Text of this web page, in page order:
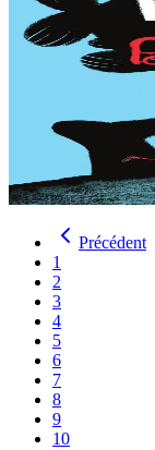
Lulu et les
À l’école, Milo et
harcèlent. Milo
mère a le dos
15,00 €
Voir
Acheter
Précédent
1
2
3
4
5
6
7
8
9
10